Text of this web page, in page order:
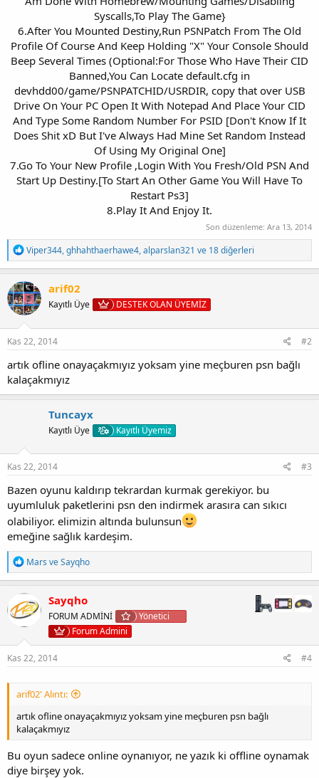
Syscalls,To Play The Game}
6.After You Mounted Destiny,Run PSNPatch From The Old
Profile Of Course And Keep Holding "X" Your Console Should
Beep Several Times (Optional:For Those Who Have Their CID
Banned,You Can Locate default.cfg in
devhdd00/game/PSNPATCHID/USRDIR, copy that over USB
Drive On Your PC Open It With Notepad And Place Your CID
And Type Some Random Number For PSID [Don't Know If It
Does Shit xD But I've Always Had Mine Set Random Instead
Of Using My Original One]
7.Go To Your New Profile ,Login With You Fresh/Old PSN And
Start Up Destiny.[To Start An Other Game You Will Have To
Restart Ps3]
8.Play It And Enjoy It.​
Son düzenleme: Ara 13, 2014
T
e
p
k
i
l
e
r
:
Viper344,ghhahthaerhawe4,alparslan321 ve 18 diğerleri
arif02
Kayıtlı Üye DESTEK OLAN ÜYEMİZ
Kas 22, 2014 #2
artık ofline onayaçakmıyız yoksam yine meçburen psn bağlı
kalaçakmıyız
Tuncayx
Kayıtlı Üye Kayıtlı Üyemiz
Kas 22, 2014 #3
Bazen oyunu kaldırıp tekrardan kurmak gerekiyor. bu
uyumluluk paketlerini psn den indirmek arasıra can sıkıcı
olabiliyor. elimizin altında bulunsun
emeğine sağlık kardeşim.
T
e
p
k
i
l
e
r
:
Mars veSayqho
Sayqho
FORUM ADMİNİ
Yönetici
Forum Admini
Kas 22, 2014 #4
arif02' Alıntı:
artık ofline onayaçakmıyız yoksam yine meçburen psn bağlı
kalaçakmıyız
Bu oyun sadece online oynanıyor, ne yazık ki offline oynamak
diye birşey yok.